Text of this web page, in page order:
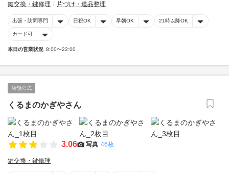
鍵交換・鍵修理
片づけ・遺品整理
出張・訪問専門 日祝OK 早朝OK 21時以降OK
カード可
本日の営業状況 8:00〜22:00
店舗公式
くるまのかぎやさん
3.06 写真 46枚
鍵交換・鍵修理